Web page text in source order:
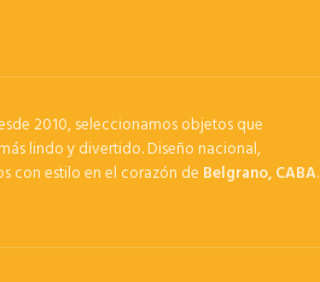
2010, seleccionamos objetos que
lindo y divertido. Diseño nacional,
con estilo en el corazón de Belgrano, CABA.